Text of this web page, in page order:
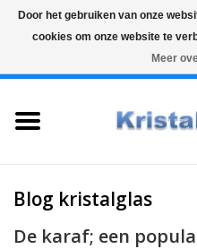
Karaffen
Glas graveren
Blog kristalglas
De karaf; een
Door het gebruiken van onze
cookies om onze website te
Meer